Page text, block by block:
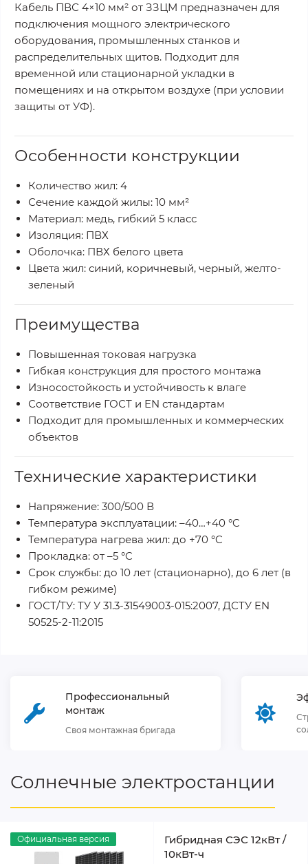
Кабель ПВС 4×10 мм² от ЗЗЦМ предназначен для
подключения мощного электрического
оборудования, промышленных станков и
распределительных щитов. Подходит для
временной или стационарной укладки в
помещениях и на открытом воздухе (при условии
защиты от УФ).
Особенности конструкции
Количество жил: 4
Сечение каждой жилы: 10 мм²
Материал: медь, гибкий 5 класс
Изоляция: ПВХ
Оболочка: ПВХ белого цвета
Цвета жил: синий, коричневый, черный, желто-
зеленый
Преимущества
Повышенная токовая нагрузка
Гибкая конструкция для простого монтажа
Износостойкость и устойчивость к влаге
Соответствие ГОСТ и EN стандартам
Подходит для промышленных и коммерческих
объектов
Технические характеристики
Напряжение: 300/500 В
Температура эксплуатации: –40…+40 °C
Температура нагрева жил: до +70 °C
Прокладка: от –5 °C
Срок службы: до 10 лет (стационарно), до 6 лет (в
гибком режиме)
ГОСТ/ТУ: ТУ У 31.3-31549003-015:2007, ДСТУ EN
50525-2-11:2015
Профессиональный
монтаж
Своя монтажная бригада
Солнечные электростанции
Официальная версия
Гибридная СЭС 12кВт /
10кВт-ч